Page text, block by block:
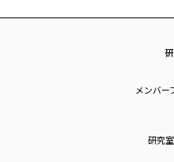
メンバー
研究